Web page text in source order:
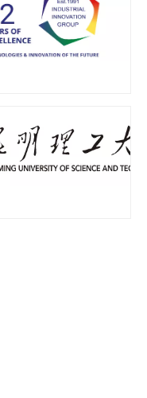
de antioxidantes
de soldadura de